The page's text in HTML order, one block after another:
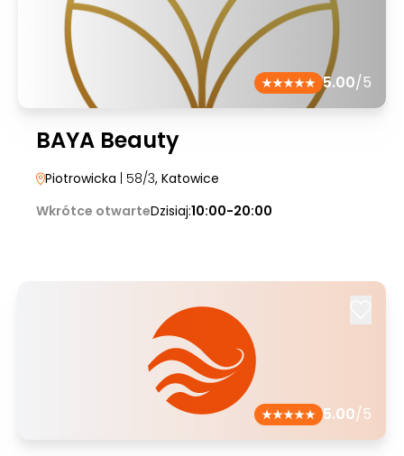
5.00/5
BAYA Beauty
Piotrowicka | 58/3, Katowice
Wkrótce otwarteDzisiaj:10:00-20:00
5.00/5